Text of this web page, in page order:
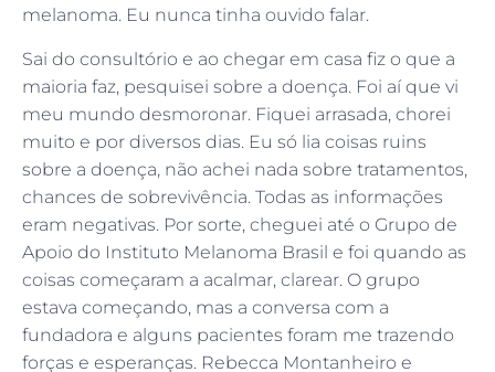
melanoma. Eu nunca tinha ouvido falar.
Sai do consultório e ao chegar em casa fiz o que a
maioria faz, pesquisei sobre a doença. Foi aí que vi
meu mundo desmoronar. Fiquei arrasada, chorei
muito e por diversos dias. Eu só lia coisas ruins
sobre a doença, não achei nada sobre tratamentos,
chances de sobrevivência. Todas as informações
eram negativas. Por sorte, cheguei até o Grupo de
Apoio do Instituto Melanoma Brasil e foi quando as
coisas começaram a acalmar, clarear. O grupo
estava começando, mas a conversa com a
fundadora e alguns pacientes foram me trazendo
forças e esperanças. Rebecca Montanheiro e